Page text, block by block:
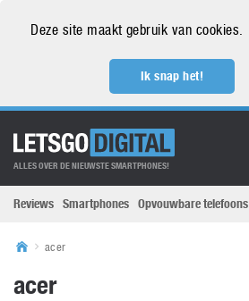
Deze site maakt gebruik van cookies.
Ik snap het!
ALLES OVER DE NIEUWSTE SMARTPHONES!
Reviews Smartphones Opvouwbare telefoons
acer
acer